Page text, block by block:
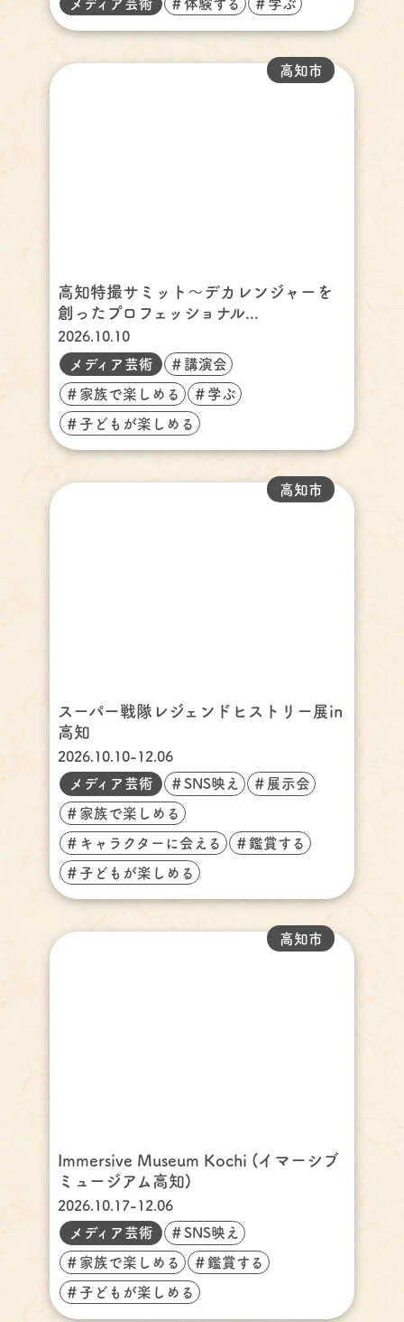
メディア芸術
＃体験する ＃学ぶ
高知特撮サミット～デカレンジャーを
創ったプロフェッショナル...
高知市
2026.10.10
メディア芸術
＃講演会
＃家族で楽しめる ＃学ぶ
＃子どもが楽しめる
スーパー戦隊レジェンドヒストリー展in
高知
高知市
2026.10.10-12.06
メディア芸術
＃SNS映え ＃展示会
＃家族で楽しめる
＃キャラクターに会える ＃鑑賞する
＃子どもが楽しめる
Immersive Museum Kochi (イマーシブ
ミュージアム高知)
高知市
2026.10.17-12.06
メディア芸術
＃SNS映え
＃家族で楽しめる ＃鑑賞する
＃子どもが楽しめる